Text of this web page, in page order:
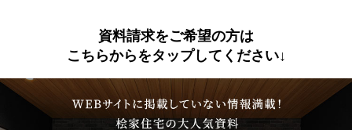
資料請求をご希望の方は
こちらからをタップしてください↓